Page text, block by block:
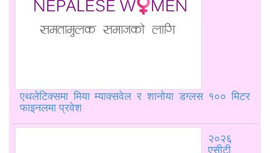
एथलेटिक्समा मिया म्याक्सवेल र शानोया डग्लस १०० मिटर
फाइनलमा प्रवेश
२०२६
एसीटी